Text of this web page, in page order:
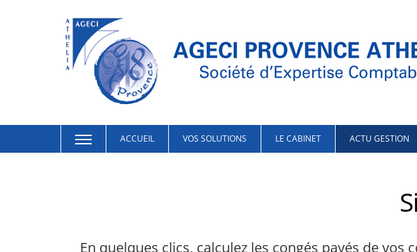
ACCUEIL VOS SOLUTIONS LE CABINET ACTU GESTION
En quelques clics, calculez les congés payés de